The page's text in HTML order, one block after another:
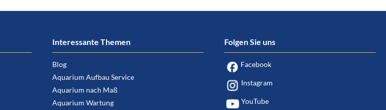
Interessante Themen
Blog
Aquarium Aufbau Service
Aquarium nach Maß
Aquarium Wartung
Folgen Sie uns
Facebook
Instagram
YouTube